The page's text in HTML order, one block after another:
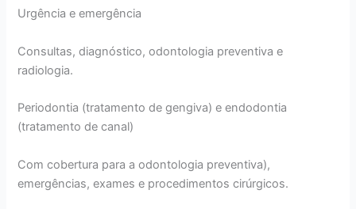
Urgência e emergência
Consultas, diagnóstico, odontologia preventiva e
radiologia.
Periodontia (tratamento de gengiva) e endodontia
(tratamento de canal)
Com cobertura para a odontologia preventiva),
emergências, exames e procedimentos cirúrgicos.